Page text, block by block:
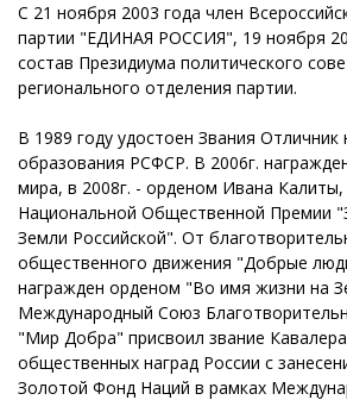
С 21 ноября 2003 года член
партии "ЕДИНАЯ РОССИЯ", 19 ноября
состав Президиума политического
регионального отделения партии.
В 1989 году удостоен Звания Отличник
образования РСФСР. В 2006г.
мира, в 2008г. - орденом Ивана Калиты,
Национальной Общественной Премии
Земли Российской". От
общественного движения "Добрые
награжден орденом "Во имя жизни на
Международный Союз
"Мир Добра" присвоил звание
общественных наград России с
Золотой Фонд Наций в рамках